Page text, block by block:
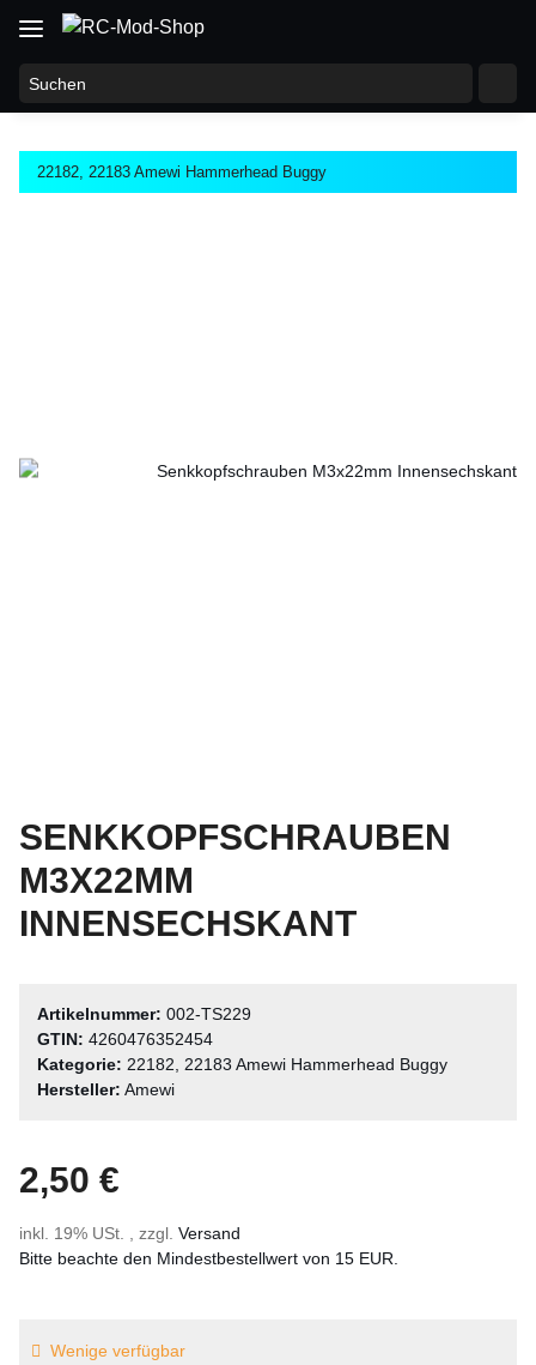
22182, 22183 Amewi Hammerhead Buggy
SENKKOPFSCHRAUBEN
M3X22MM
INNENSECHSKANT
Artikelnummer: 002-TS229
GTIN: 4260476352454
Kategorie: 22182, 22183 Amewi Hammerhead Buggy
Hersteller: Amewi
2,50 €
inkl. 19% USt. , zzgl. Versand
Bitte beachte den Mindestbestellwert von 15 EUR.
Wenige verfügbar